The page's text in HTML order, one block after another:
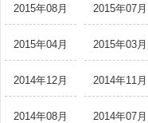
2015年08月 2015年07月
2015年04月 2015年03月
2014年12月 2014年11月
2014年08月 2014年07月